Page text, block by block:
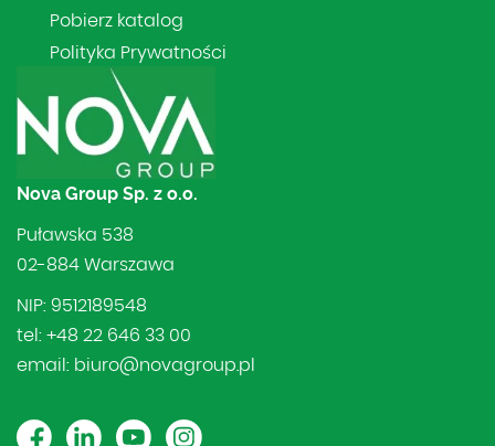
Pobierz katalog
Polityka Prywatności
Nova Group Sp. z o.o.
Puławska 538
02-884 Warszawa
NIP: 9512189548
tel: +48 22 646 33 00
email: biuro@novagroup.pl